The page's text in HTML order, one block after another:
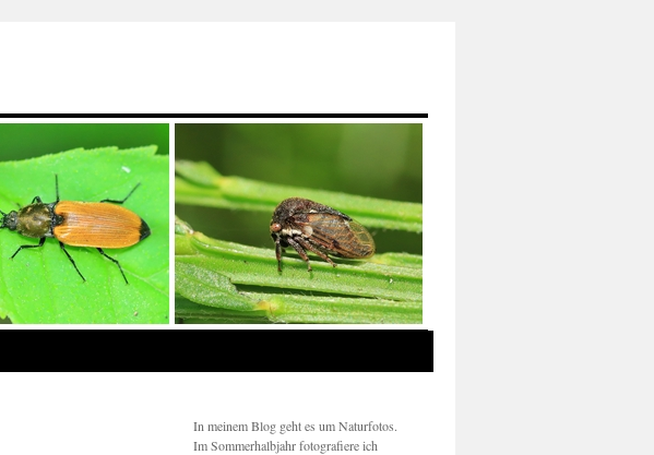
In meinem Blog geht es um Naturfotos.
Im Sommerhalbjahr fotografiere ich